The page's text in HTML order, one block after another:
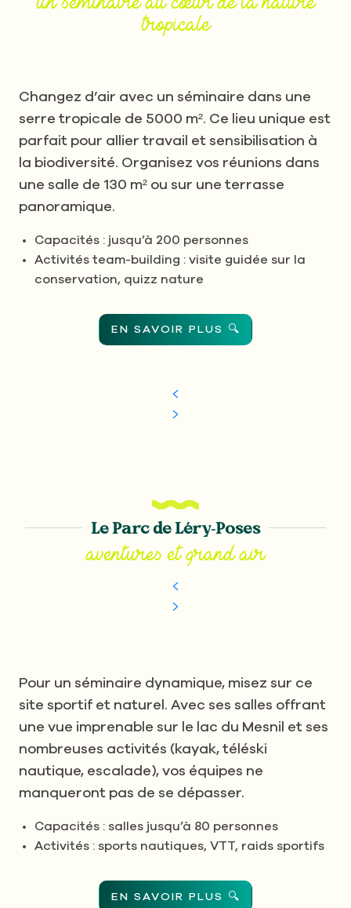
tropicale
Changez d’air avec un séminaire dans une
serre tropicale de 5000 m². Ce lieu unique est
parfait pour allier travail et sensibilisation à
la biodiversité. Organisez vos réunions dans
une salle de 130 m² ou sur une terrasse
panoramique.
Capacités : jusqu’à 200 personnes
Activités team-building : visite guidée sur la
conservation, quizz nature
EN SAVOIR PLUS 🔍
Le Parc de Léry-Poses
aventures et grand air
Pour un séminaire dynamique, misez sur ce
site sportif et naturel. Avec ses salles offrant
une vue imprenable sur le lac du Mesnil et ses
nombreuses activités (kayak, téléski
nautique, escalade), vos équipes ne
manqueront pas de se dépasser.
Capacités : salles jusqu’à 80 personnes
Activités : sports nautiques, VTT, raids sportifs
EN SAVOIR PLUS 🔍